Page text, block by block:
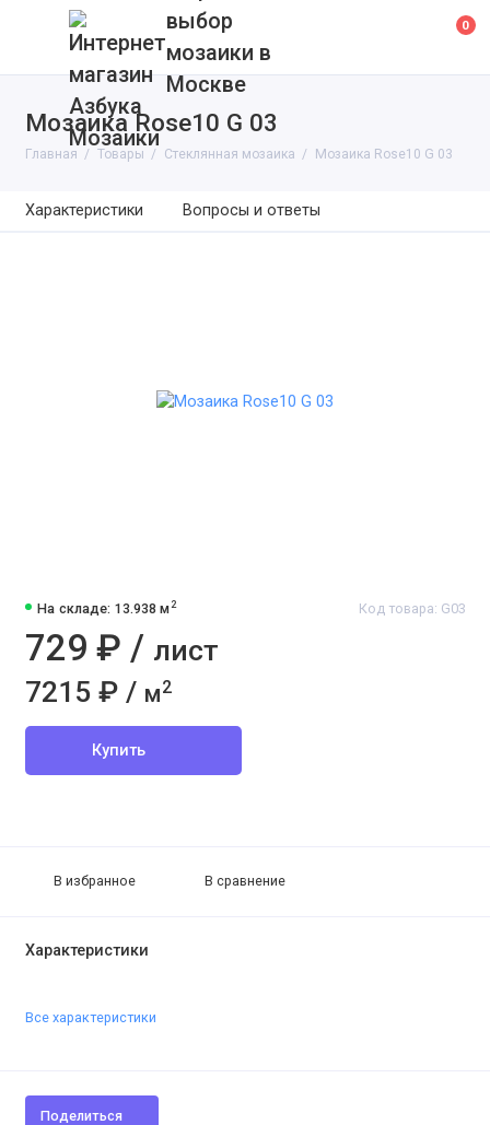
выбор
мозаики в
Москве
0
Мозаика Rose10 G 03
Главная Товары Cтеклянная мозаика Мозаика Rose10 G 03
Характеристики Вопросы и ответы
На складе: 13.938 м2 Код товара: G03
729 ₽ / лист
7215 ₽ / м2
Купить
В избранное В сравнение
Характеристики
Все характеристики
Поделиться